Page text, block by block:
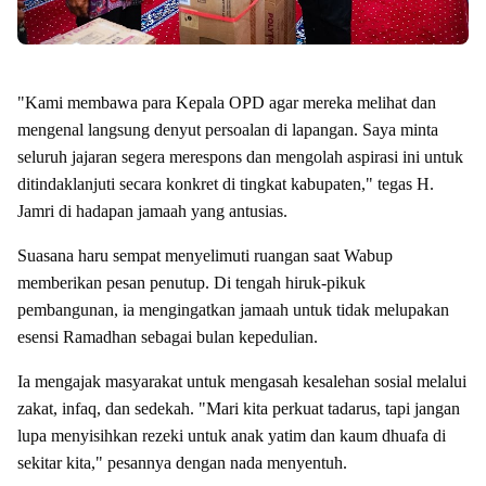
"Kami membawa para Kepala OPD agar mereka melihat dan
mengenal langsung denyut persoalan di lapangan. Saya minta
seluruh jajaran segera merespons dan mengolah aspirasi ini untuk
ditindaklanjuti secara konkret di tingkat kabupaten," tegas H.
Jamri di hadapan jamaah yang antusias.
Suasana haru sempat menyelimuti ruangan saat Wabup
memberikan pesan penutup. Di tengah hiruk-pikuk
pembangunan, ia mengingatkan jamaah untuk tidak melupakan
esensi Ramadhan sebagai bulan kepedulian.
Ia mengajak masyarakat untuk mengasah kesalehan sosial melalui
zakat, infaq, dan sedekah. "Mari kita perkuat tadarus, tapi jangan
lupa menyisihkan rezeki untuk anak yatim dan kaum dhuafa di
sekitar kita," pesannya dengan nada menyentuh.